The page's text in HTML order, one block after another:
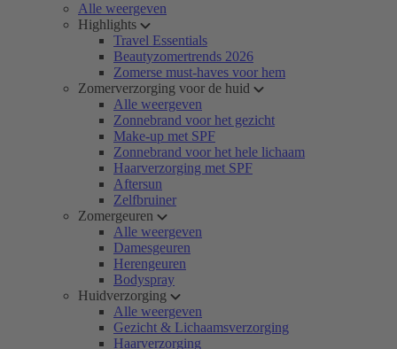
Alle weergeven
Highlights
Travel Essentials
Beautyzomertrends 2026
Zomerse must-haves voor hem
Zomerverzorging voor de huid
Alle weergeven
Zonnebrand voor het gezicht
Make-up met SPF
Zonnebrand voor het hele lichaam
Haarverzorging met SPF
Aftersun
Zelfbruiner
Zomergeuren
Alle weergeven
Damesgeuren
Herengeuren
Bodyspray
Huidverzorging
Alle weergeven
Gezicht & Lichaamsverzorging
Haarverzorging